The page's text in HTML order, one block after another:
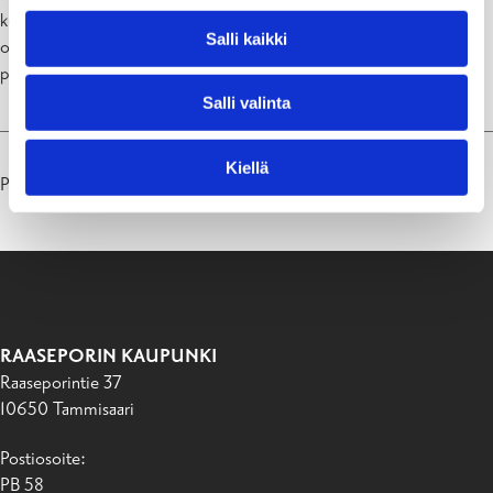
Salli kaikki
Salli valinta
Kiellä
kunnioittavaa. Yhteiset sopimukset ja tavoitteet vanhempien kanssa
ohjaavat toimintaa ja luovat, sekä turvallisuutta, että selkeyttä lapsen
päivään.
Päivitetty 23.06.26
RAASEPORIN KAUPUNKI
Raaseporintie 37
10650 Tammisaari
Postiosoite:
PB 58